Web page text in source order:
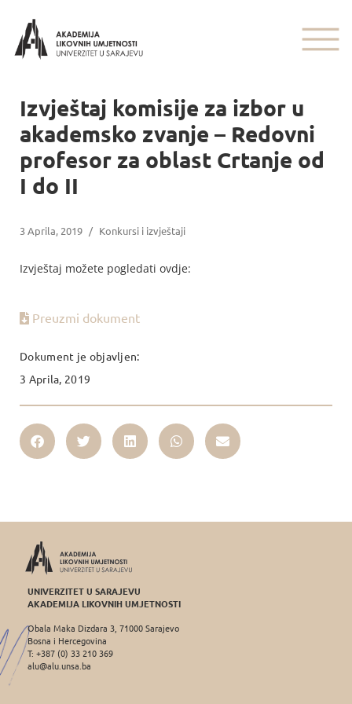
Izvještaj komisije za izbor u
akademsko zvanje – Redovni
profesor za oblast Crtanje od
I do II
3 Aprila, 2019 / Konkursi i izvještaji
Izvještaj možete pogledati ovdje:
Preuzmi dokument
Dokument je objavljen:
3 Aprila, 2019
UNIVERZITET U SARAJEVU
AKADEMIJA LIKOVNIH UMJETNOSTI
Obala Maka Dizdara 3, 71000 Sarajevo
Bosna i Hercegovina
T: +387 (0) 33 210 369
alu@alu.unsa.ba